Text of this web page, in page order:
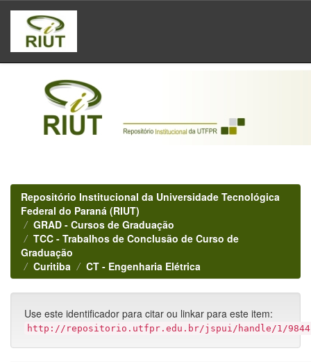
Skip
navigation
Repositório Institucional da Universidade Tecnológica
Federal do Paraná (RIUT)
GRAD - Cursos de Graduação
TCC - Trabalhos de Conclusão de Curso de
Graduação
Curitiba
CT - Engenharia Elétrica
Use este identificador para citar ou linkar para este item:
http://repositorio.utfpr.edu.br/jspui/handle/1/9844